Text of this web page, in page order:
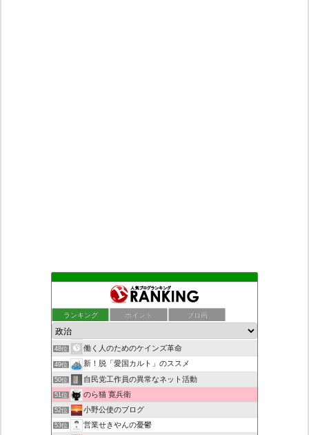
ランキング ポイント ブロ画
ネトウヨにゅーす。
ついっちゃが速報
46位 こんなニュースにでくわした
47位
48位 働く人のためのケインズ革命
49位 新！脱「愛国カルト」のススメ
50位 自民党工作員の異常なネット活動
51位 のら猫 寛兵衛
52位 小野公使のブログ
53位 営業せきやんの憂鬱